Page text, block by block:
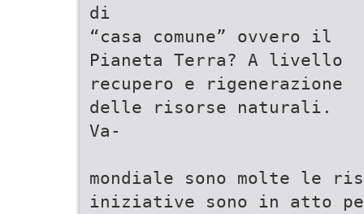
di
“casa comune” ovvero il
Pianeta Terra? A livello
recupero e rigenerazione
delle risorse naturali.
Va-
mondiale sono molte le
iniziative sono in atto